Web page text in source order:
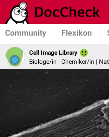
Community Flexikon
Cell Image Library
Biologe/in | Chemiker/in |